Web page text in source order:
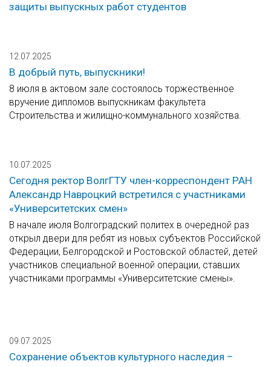
защиты выпускных работ студентов
12.07.2025
В добрый путь, выпускники!
8 июля в актовом зале состоялось торжественное
вручение дипломов выпускникам факультета
Строительства и жилищно-коммунального хозяйства.
10.07.2025
Сегодня ректор ВолгГТУ член-корреспондент РАН
Александр Навроцкий встретился с участниками
«Университетских смен»
В начале июля Волгоградский политех в очередной раз
открыл двери для ребят из новых субъектов Российской
Федерации, Белгородской и Ростовской областей, детей
участников специальной военной операции, ставших
участниками программы «Университетские смены».
09.07.2025
Сохранение объектов культурного наследия –